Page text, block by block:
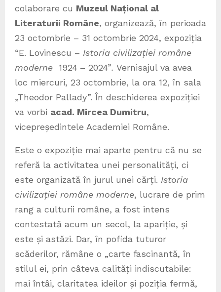
colaborare cu Muzeul Național al
Literaturii Române, organizează, în perioada
23 octombrie – 31 octombrie 2024, expoziția
“E. Lovinescu – Istoria civilizației române
moderne 1924 – 2024”. Vernisajul va avea
loc miercuri, 23 octombrie, la ora 12, în sala
„Theodor Pallady”. În deschiderea expoziției
va vorbi acad. Mircea Dumitru,
vicepreședintele Academiei Române.
Este o expoziție mai aparte pentru că nu se
referă la activitatea unei personalități, ci
este organizată în jurul unei cărți. Istoria
civilizației române moderne, lucrare de prim
rang a culturii române, a fost intens
contestată acum un secol, la apariție, și
este și astăzi. Dar, în pofida tuturor
scăderilor, rămâne o „carte fascinantă, în
stilul ei, prin câteva calități indiscutabile:
mai întâi, claritatea ideilor și poziția fermă,